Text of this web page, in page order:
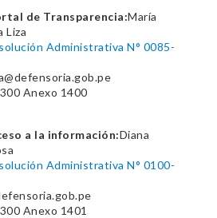
de Transparencia:María
Liza
Administrativa N° 0085-
Anexo 1400
a la información:Diana
Administrativa N° 0100-
Anexo 1401